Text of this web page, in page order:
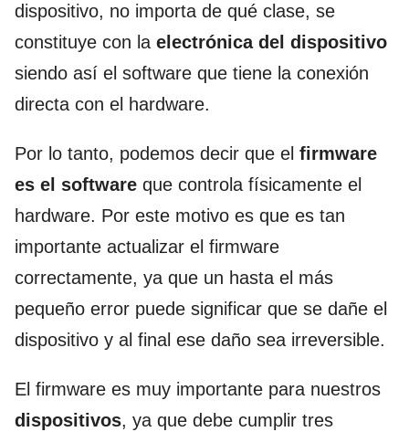
dispositivo, no importa de qué clase, se
constituye con la electrónica del dispositivo
siendo así el software que tiene la conexión
directa con el hardware.
Por lo tanto, podemos decir que el firmware
es el software que controla físicamente el
hardware. Por este motivo es que es tan
importante actualizar el firmware
correctamente, ya que un hasta el más
pequeño error puede significar que se dañe el
dispositivo y al final ese daño sea irreversible.
El firmware es muy importante para nuestros
dispositivos, ya que debe cumplir tres